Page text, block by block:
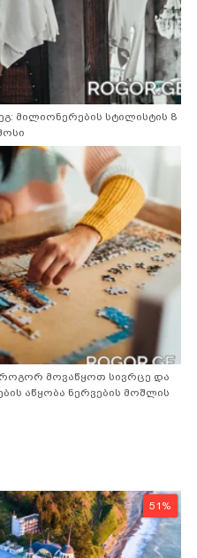
მილიონერების სტილისტის 8
როგორ მოვაწყოთ სივრცე და
აწყობა ნერვების მოშლის
51%